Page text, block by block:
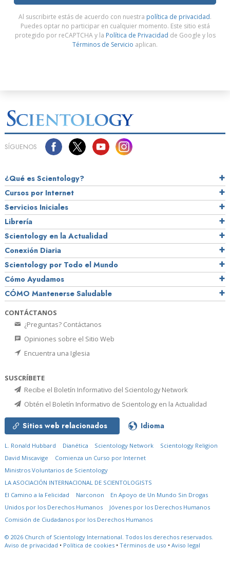
Al suscribirte estás de acuerdo con nuestra política de privacidad.
Puedes optar no participar en cualquier momento. Este sitio está
protegido por reCAPTCHA y la Política de Privacidad de Google y los
Términos de Servicio aplican.
SÍGUENOS
¿Qué es Scientology?
Cursos por Internet
Servicios Iniciales
Librería
Scientology en la Actualidad
Conexión Diaria
Scientology por Todo el Mundo
Cómo Ayudamos
CÓMO Mantenerse Saludable
CONTÁCTANOS
¿Preguntas? Contáctanos
Opiniones sobre el Sitio Web
Encuentra una Iglesia
SUSCRÍBETE
Recibe el Boletín Informativo del Scientology Network
Obtén el Boletín Informativo de Scientology en la Actualidad
Sitios web relacionados Idioma
L. Ronald Hubbard Dianética Scientology Network
Scientology Religion
David Miscavige
Comienza un Curso por Internet
Ministros Voluntarios de Scientology
LA ASOCIACIÓN INTERNACIONAL DE SCIENTOLOGISTS
El Camino a la Felicidad
Narconon
En Apoyo de Un Mundo Sin Drogas
Unidos por los Derechos Humanos
Jóvenes por los Derechos Humanos
Comisión de Ciudadanos por los Derechos Humanos
© 2026 Church of Scientology International. Todos los derechos reservados.
Aviso de privacidad • Política de cookies • Términos de uso • Aviso legal